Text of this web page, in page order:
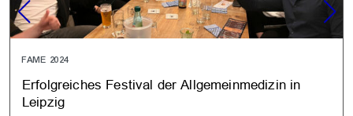
FAME 2024
Erfolgreiches Festival der Allgemeinmedizin in
Leipzig